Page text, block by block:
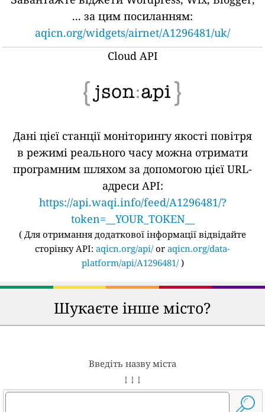
... за цим посиланням:
aqicn.org/widgets/airnet/A1296481/uk/
Cloud API
Дані цієї станції моніторингу якості повітря
в режимі реального часу можна отримати
програмним шляхом за допомогою цієї URL-
адреси API:
https://api.waqi.info/feed/A1296481/?
token=__YOUR_TOKEN__
( Для отримання додаткової інформації відвідайте
сторінку API: aqicn.org/api/or aqicn.org/data-
platform/api/A1296481/)
Шукаєте інше місто?
Введіть назву міста
↓ ↓ ↓